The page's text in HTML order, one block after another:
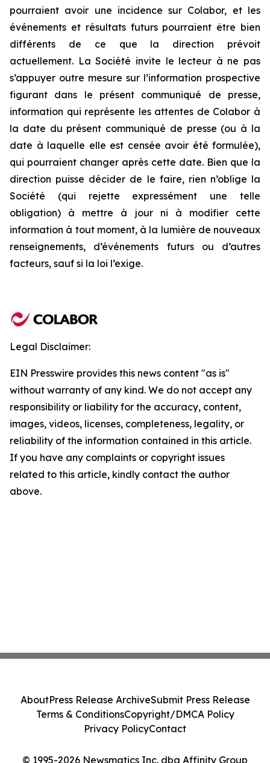
pourraient avoir une incidence sur Colabor, et les
événements et résultats futurs pourraient être bien
différents de ce que la direction prévoit
actuellement. La Société invite le lecteur à ne pas
s’appuyer outre mesure sur l’information prospective
figurant dans le présent communiqué de presse,
information qui représente les attentes de Colabor à
la date du présent communiqué de presse (ou à la
date à laquelle elle est censée avoir été formulée),
qui pourraient changer après cette date. Bien que la
direction puisse décider de le faire, rien n’oblige la
Société (qui rejette expressément une telle
obligation) à mettre à jour ni à modifier cette
information à tout moment, à la lumière de nouveaux
renseignements, d’événements futurs ou d’autres
facteurs, sauf si la loi l’exige.
Legal Disclaimer:
EIN Presswire provides this news content "as is"
without warranty of any kind. We do not accept any
responsibility or liability for the accuracy, content,
images, videos, licenses, completeness, legality, or
reliability of the information contained in this article.
If you have any complaints or copyright issues
related to this article, kindly contact the author
above.
© 1995-2026 Newsmatics Inc. dba Affinity Group
AboutPress Release ArchiveSubmit Press Release
Terms & ConditionsCopyright/DMCA Policy
Privacy PolicyContact